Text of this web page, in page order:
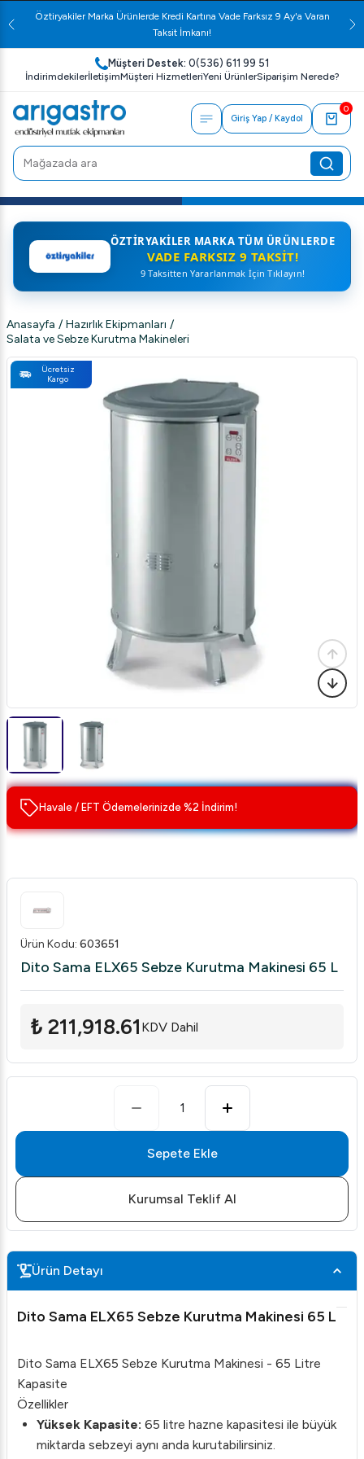
Öztiryakiler Marka Ürünlerde Kredi Kartına Vade Farksız 9 Ay'a Varan
Taksit İmkanı!
Müşteri Destek: 0(536) 611 99 51
İndirimdekilerİletişimMüşteri HizmetleriYeni ÜrünlerSiparişim Nerede?
Giriş Yap / Kaydol
0
ÖZTIRYAKILER MARKA TÜM ÜRÜNLERDE
VADE FARKSIZ 9 TAKSIT!
9 Taksitten Yararlanmak İçin Tıklayın!
Anasayfa / Hazırlık Ekipmanları /
Salata ve Sebze Kurutma Makineleri
Ücretsiz
Kargo
Havale / EFT Ödemelerinizde %2 İndirim!
Ürün Kodu: 603651
Dito Sama ELX65 Sebze Kurutma Makinesi 65 L
₺ 211,918.61 KDV Dahil
1
Sepete Ekle
Kurumsal Teklif Al
Ürün Detayı
Dito Sama ELX65 Sebze Kurutma Makinesi 65 L
Dito Sama ELX65 Sebze Kurutma Makinesi - 65 Litre
Kapasite
Özellikler
Yüksek Kapasite: 65 litre hazne kapasitesi ile büyük
miktarda sebzeyi aynı anda kurutabilirsiniz.